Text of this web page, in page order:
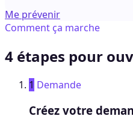
Me prévenir
Comment ça marche
4 étapes pour
1 Demande
Créez votre